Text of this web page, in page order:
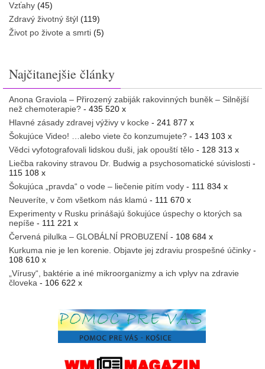
Vzťahy (45)
Zdravý životný štýl (119)
Život po živote a smrti (5)
Najčitanejšie články
Anona Graviola – Přirozený zabiják rakovinných buněk – Silnější
než chemoterapie? - 435 520 x
Hlavné zásady zdravej výživy v kocke - 241 877 x
Šokujúce Video! …alebo viete čo konzumujete? - 143 103 x
Vědci vyfotografovali lidskou duši, jak opouští tělo - 128 313 x
Liečba rakoviny stravou Dr. Budwig a psychosomatické súvislosti -
115 108 x
Šokujúca „pravda“ o vode – liečenie pitím vody - 111 834 x
Neuveríte, v čom všetkom nás klamú - 111 670 x
Experimenty v Rusku prinášajú šokujúce úspechy o ktorých sa
nepíše - 111 221 x
Červená pilulka – GLOBÁLNÍ PROBUZENÍ - 108 684 x
Kurkuma nie je len korenie. Objavte jej zdraviu prospešné účinky -
108 610 x
„Vírusy“, baktérie a iné mikroorganizmy a ich vplyv na zdravie
človeka - 106 622 x